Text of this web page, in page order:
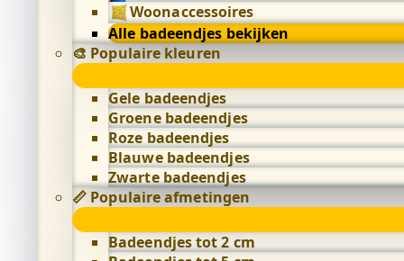
Woonaccessoires
Alle badeendjes bekijken
🎨 Populaire kleuren
Gele badeendjes
Groene badeendjes
Roze badeendjes
Blauwe badeendjes
Zwarte badeendjes
📏 Populaire afmetingen
Badeendjes tot 2 cm